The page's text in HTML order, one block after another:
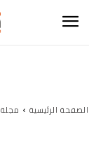
الصفحة الرئيسية مجلة